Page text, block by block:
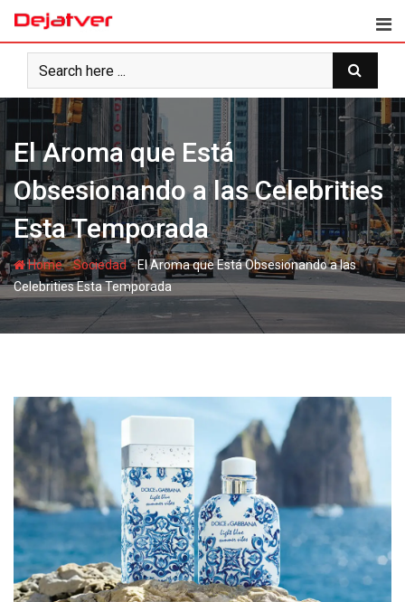
Skip
content
El Aroma que Está
Obsesionando a las Celebrities
Esta Temporada
Home-Sociedad-El Aroma que Está Obsesionando a las
Celebrities Esta Temporada